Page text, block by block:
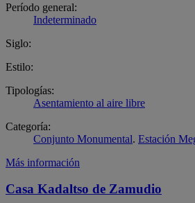
Período general:
Indeterminado
Siglo:
Estilo:
Tipologías:
Asentamiento al aire libre
Categoría:
Conjunto Monumental. Estación
Más información
Casa Kadaltso de Zamudio